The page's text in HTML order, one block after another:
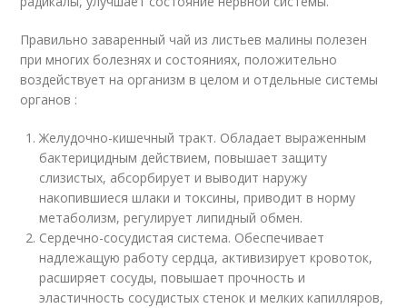
Правильно заваренный чай из листьев малины полезен
при многих болезнях и состояниях, положительно
воздействует на организм в целом и отдельные системы
органов :
Желудочно-кишечный тракт. Обладает выраженным
бактерицидным действием, повышает защиту
слизистых, абсорбирует и выводит наружу
накопившиеся шлаки и токсины, приводит в норму
метаболизм, регулирует липидный обмен.
Сердечно-сосудистая система. Обеспечивает
надлежащую работу сердца, активизирует кровоток,
расширяет сосуды, повышает прочность и
эластичность сосудистых стенок и мелких капилляров,